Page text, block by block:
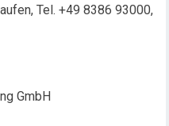
Tel. +49 8386 93000,
GmbH